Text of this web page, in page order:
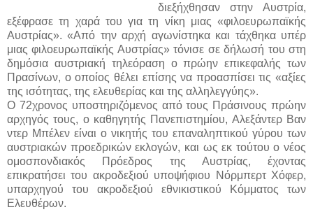
διεξήχθησαν στην Αυστρία,
εξέφρασε τη χαρά του για τη νίκη μιας «φιλοευρωπαϊκής
Αυστρίας». «Από την αρχή αγωνίστηκα και τάχθηκα υπέρ
μιας φιλοευρωπαϊκής Αυστρίας» τόνισε σε δήλωσή του στη
δημόσια αυστριακή τηλεόραση ο πρώην επικεφαλής των
Πρασίνων, ο οποίος θέλει επίσης να προασπίσει τις «αξίες
της ισότητας, της ελευθερίας και της αλληλεγγύης».
Ο 72χρονος υποστηριζόμενος από τους Πράσινους πρώην
αρχηγός τους, ο καθηγητής Πανεπιστημίου, Αλεξάντερ Βαν
ντερ Μπέλεν είναι ο νικητής του επαναληπτικού γύρου των
αυστριακών προεδρικών εκλογών, και ως εκ τούτου ο νέος
ομοσπονδιακός Πρόεδρος της Αυστρίας, έχοντας
επικρατήσει του ακροδεξιού υποψήφιου Νόρμπερτ Χόφερ,
υπαρχηγού του ακροδεξιού εθνικιστικού Κόμματος των
Ελευθέρων.